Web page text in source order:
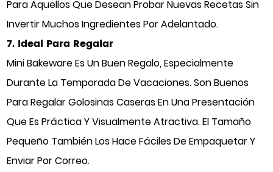
Para Aquellos Que Desean Probar Nuevas Recetas Sin
Invertir Muchos Ingredientes Por Adelantado.
7. Ideal Para Regalar
Mini Bakeware Es Un Buen Regalo, Especialmente
Durante La Temporada De Vacaciones. Son Buenos
Para Regalar Golosinas Caseras En Una Presentación
Que Es Práctica Y Visualmente Atractiva. El Tamaño
Pequeño También Los Hace Fáciles De Empaquetar Y
Enviar Por Correo.